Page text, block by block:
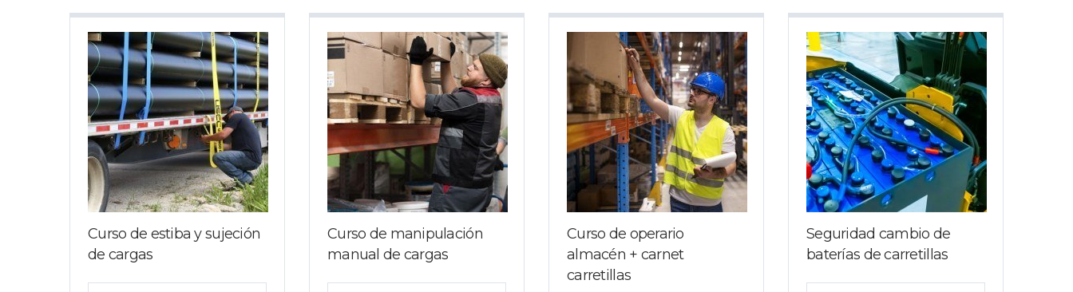
Curso de estiba y sujeción
de cargas
Curso de manipulación
manual de cargas
Curso de operario
almacén + carnet
carretillas
Seguridad cambio de
baterías de carretillas